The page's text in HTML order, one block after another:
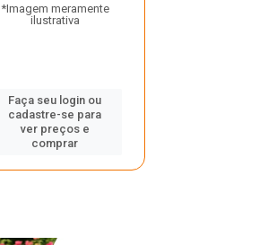
*Imagem meramente
ilustrativa
Faça seu login ou
cadastre-se para
ver preços e
comprar